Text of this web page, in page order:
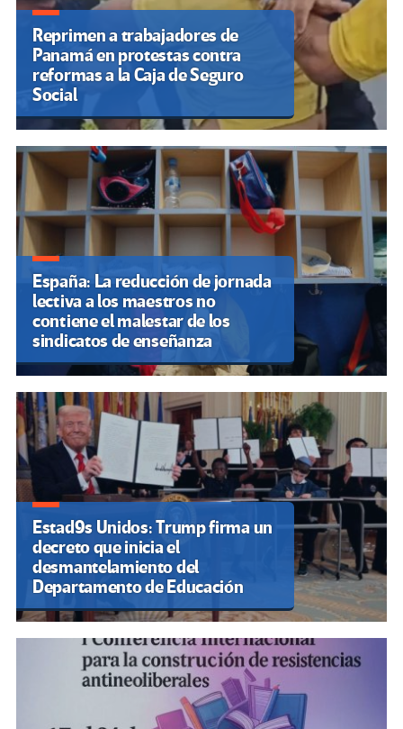
Reprimen a trabajadores de
Panamá en protestas contra
reformas a la Caja de Seguro
Social
España: La reducción de jornada
lectiva a los maestros no
contiene el malestar de los
sindicatos de enseñanza
Estad9s Unidos: Trump firma un
decreto que inicia el
desmantelamiento del
Departamento de Educación